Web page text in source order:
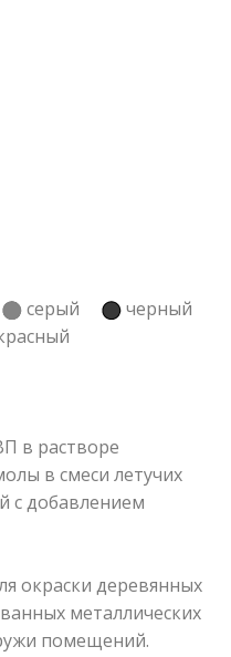
серый
черный
в растворе
в смеси летучих
с добавлением
окраски деревянных
металлических
помещений.